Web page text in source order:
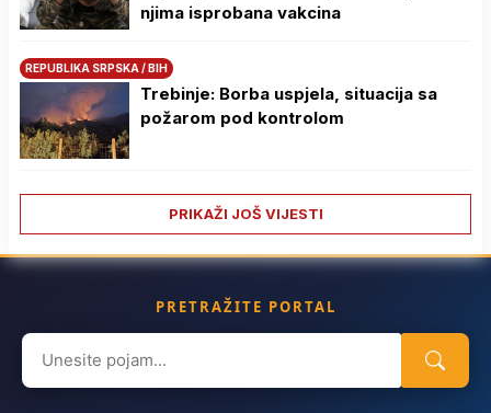
njima isprobana vakcina
REPUBLIKA SRPSKA / BIH
Trebinje: Borba uspjela, situacija sa
požarom pod kontrolom
PRIKAŽI JOŠ VIJESTI
PRETRAŽITE PORTAL
Search
for: